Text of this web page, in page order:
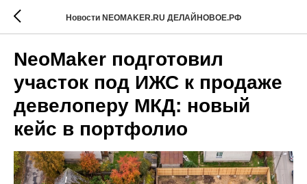
Новости NEOMAKER.RU ДЕЛАЙНОВОЕ.РФ
NeoMaker подготовил
участок под ИЖС к продаже
девелоперу МКД: новый
кейс в портфолио